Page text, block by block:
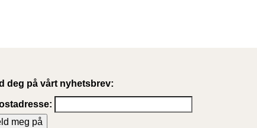
deg på vårt nyhetsbrev: